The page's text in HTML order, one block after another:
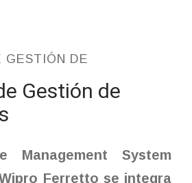
GESTIÓN DE
Gestión de
Management System
Ferretto se integra